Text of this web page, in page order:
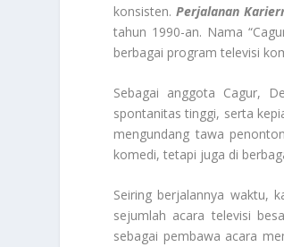
konsisten. Perjalanan
tahun 1990-an. Nama
berbagai program televisi
Sebagai anggota Cagur,
spontanitas tinggi, serta
mengundang tawa
komedi, tetapi juga di
Seiring berjalannya waktu,
sejumlah acara televisi
sebagai pembawa acara